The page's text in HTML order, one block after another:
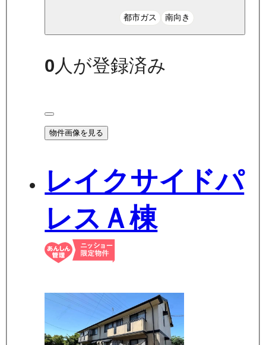
都市ガス 南向き
0人が登録済み
物件画像を見る
レイクサイドパ
レスＡ棟